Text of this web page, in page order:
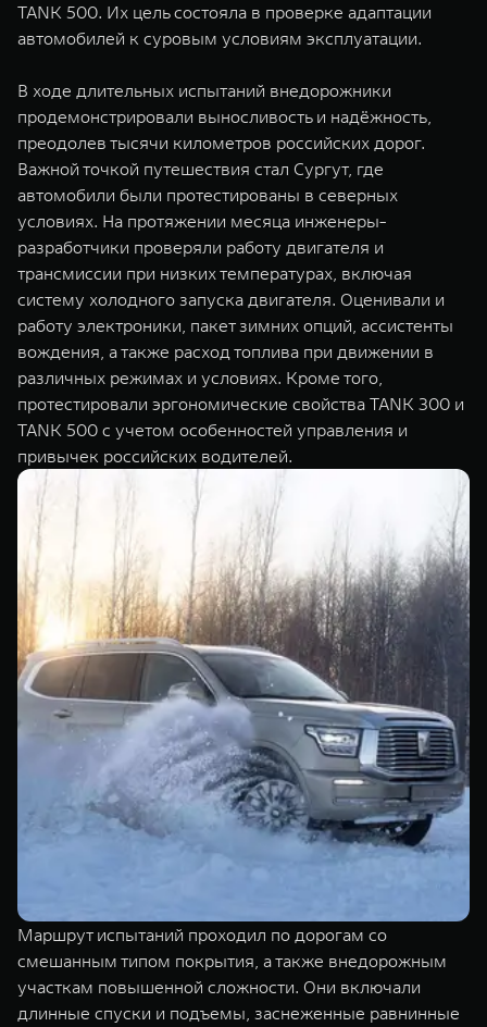
WEY 80
от 6 449 000 ₽
WEY 80
TANK 500. Их цель состояла в проверке адаптации
автомобилей к суровым условиям эксплуатации.
В ходе длительных испытаний внедорожники
продемонстрировали выносливость и надёжность,
преодолев тысячи километров российских дорог.
Важной точкой путешествия стал Сургут, где
автомобили были протестированы в северных
условиях. На протяжении месяца инженеры-
разработчики проверяли работу двигателя и
трансмиссии при низких температурах, включая
систему холодного запуска двигателя. Оценивали и
работу электроники, пакет зимних опций, ассистенты
вождения, а также расход топлива при движении в
различных режимах и условиях. Кроме того,
протестировали эргономические свойства TANK 300 и
TANK 500 с учетом особенностей управления и
привычек российских водителей.
Маршрут испытаний проходил по дорогам со
смешанным типом покрытия, а также внедорожным
участкам повышенной сложности. Они включали
длинные спуски и подъемы, заснеженные равнинные